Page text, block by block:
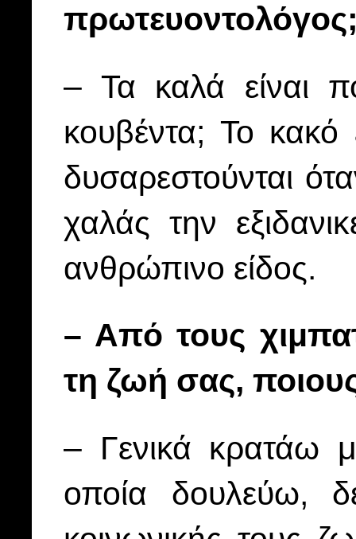
– Τα καλά είναι
κουβέντα; Το κακό
δυσαρεστούνται
χαλάς την
ανθρώπινο είδος.
– Από τους
τη ζωή σας,
– Γενικά κρατάω
οποία δουλεύω,